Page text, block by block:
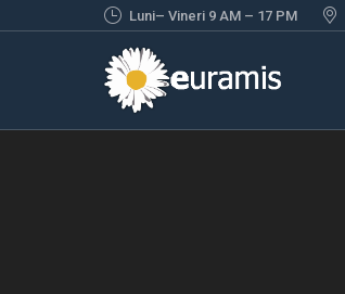
Luni– Vineri 9 AM – 17 PM